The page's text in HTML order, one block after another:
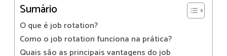
Sumário
O que é job rotation?
Como o job rotation funciona na prática?
Quais são as principais vantagens do job